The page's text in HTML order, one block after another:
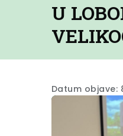
U
Datum objave: